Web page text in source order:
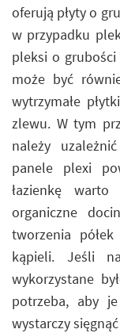
oferują płyty o
w przypadku
pleksi o
może być
wytrzymałe
zlewu. W tym
należy
panele plexi
łazienkę
organiczne
tworzenia
kąpieli. Jeśli
wykorzystane
potrzeba, aby
wystarczy